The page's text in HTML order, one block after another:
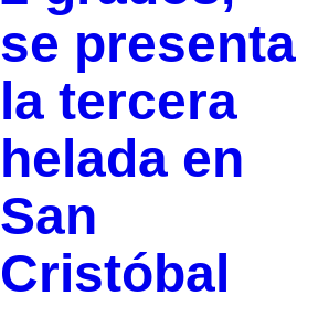
se presenta
la tercera
helada en
San
Cristóbal